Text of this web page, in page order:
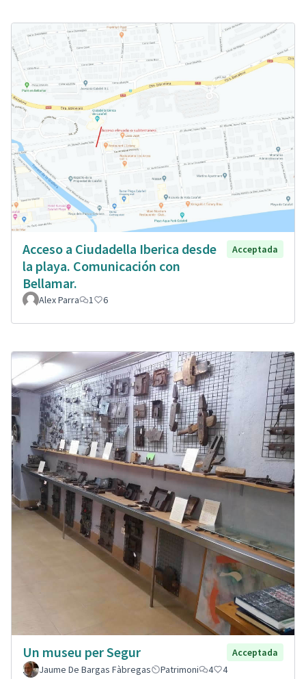
Acceso a Ciudadella Iberica desde
la playa. Comunicación con
Bellamar.
Acceptada
Alex Parra 1 6
Un museu per Segur
Acceptada
Jaume De Bargas Fàbregas
Patrimoni 4 4